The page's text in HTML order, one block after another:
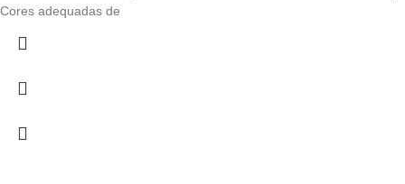
Cores adequadas de